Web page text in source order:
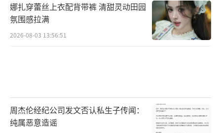
娜扎穿蕾丝上衣配背带裤 清甜灵动田园
氛围感拉满
2026-08-03 13:56:51
周杰伦经纪公司发文否认私生子传闻：
纯属恶意造谣